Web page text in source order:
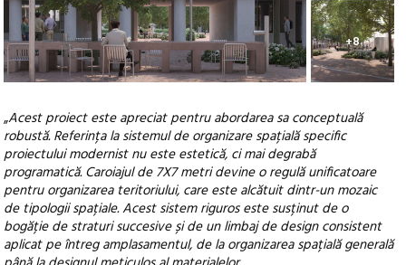
+8
„Acest proiect este apreciat pentru abordarea sa conceptuală
robustă. Referința la sistemul de organizare spațială specific
proiectului modernist nu este estetică, ci mai degrabă
programatică. Caroiajul de 7X7 metri devine o regulă unificatoare
pentru organizarea teritoriului, care este alcătuit dintr-un mozaic
de tipologii spațiale. Acest sistem riguros este susținut de o
bogăție de straturi succesive și de un limbaj de design consistent
aplicat pe întreg amplasamentul, de la organizarea spațială generală